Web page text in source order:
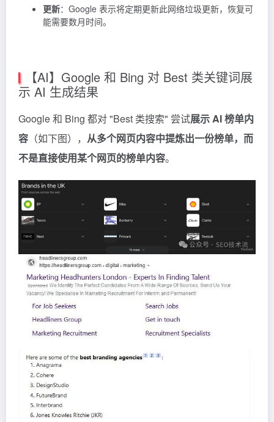
更新：Google 表示将定期更新此网络垃圾更新，恢复可
能需要数月时间。
【AI】Google 和 Bing 对 Best 类关键词展
示 AI 生成结果
Google 和 Bing 都对 "Best 类搜索" 尝试展示 AI 榜单内
容 （如下图）， 从多个网页内容中提炼出一份榜单，而
不是直接使用某个网页的榜单内容。